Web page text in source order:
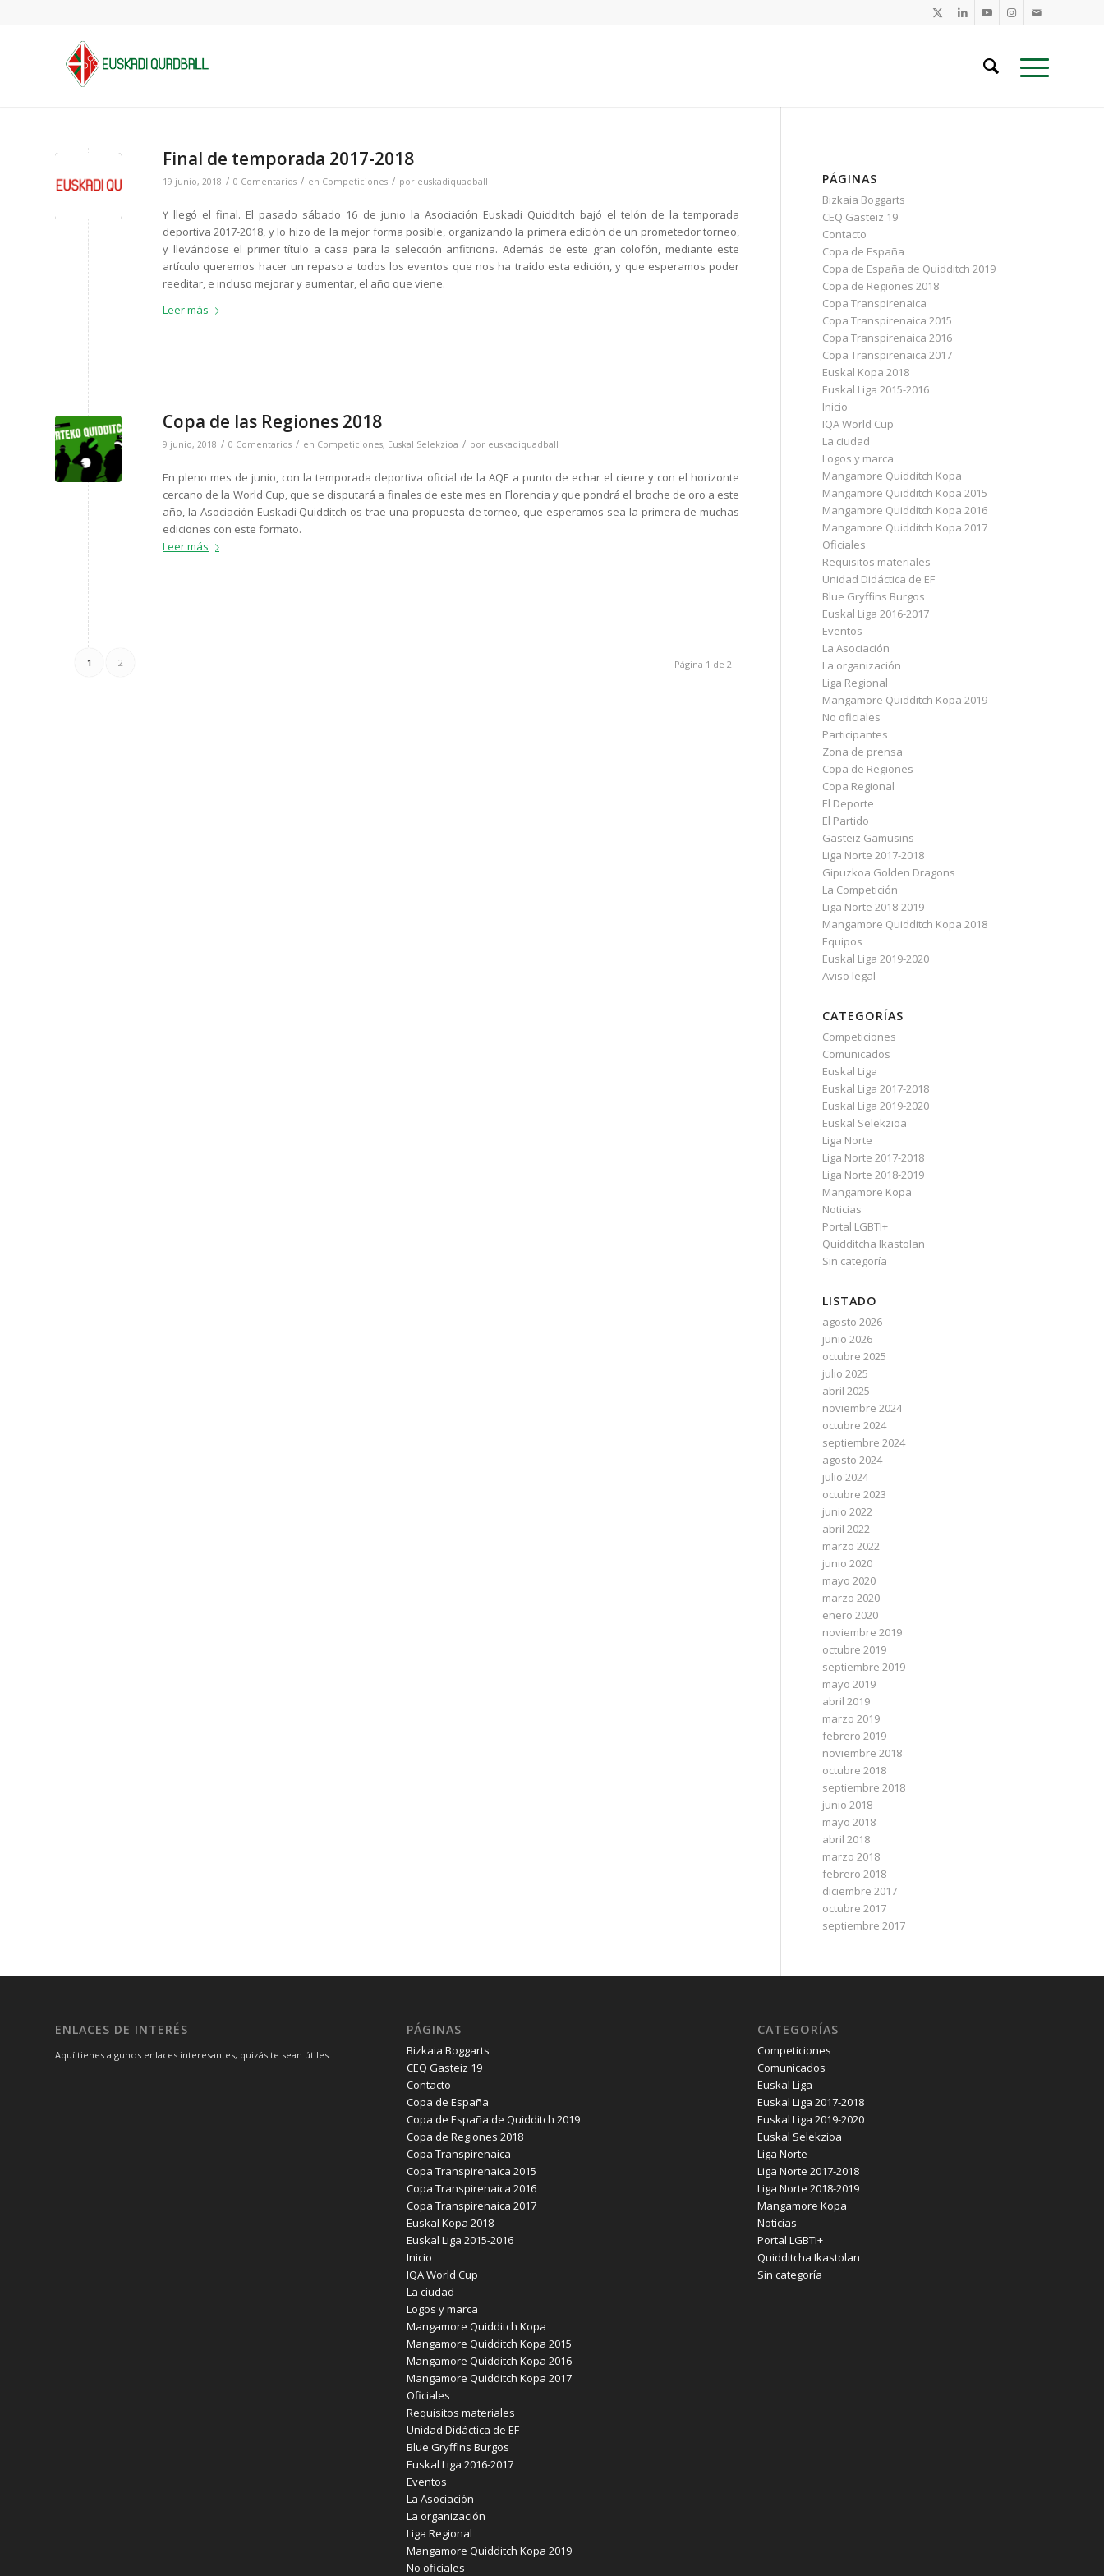
Final de temporada 2017-2018
19 junio, 2018 / 0 Comentarios / en Competiciones / por euskadiquadball
Y llegó el final. El pasado sábado 16 de junio la Asociación Euskadi Quidditch bajó el telón de la temporada
deportiva 2017-2018, y lo hizo de la mejor forma posible, organizando la primera edición de un prometedor torneo,
y llevándose el primer título a casa para la selección anfitriona. Además de este gran colofón, mediante este
artículo queremos hacer un repaso a todos los eventos que nos ha traído esta edición, y que esperamos poder
reeditar, e incluso mejorar y aumentar, el año que viene.
Leer más
Copa de las Regiones 2018
9 junio, 2018 / 0 Comentarios / en Competiciones, Euskal Selekzioa / por euskadiquadball
En pleno mes de junio, con la temporada deportiva oficial de la AQE a punto de echar el cierre y con el horizonte
cercano de la World Cup, que se disputará a finales de este mes en Florencia y que pondrá el broche de oro a este
año, la Asociación Euskadi Quidditch os trae una propuesta de torneo, que esperamos sea la primera de muchas
ediciones con este formato.
Leer más
Página 1 de 2
1 2
PÁGINAS
Bizkaia Boggarts
CEQ Gasteiz 19
Contacto
Copa de España
Copa de España de Quidditch 2019
Copa de Regiones 2018
Copa Transpirenaica
Copa Transpirenaica 2015
Copa Transpirenaica 2016
Copa Transpirenaica 2017
Euskal Kopa 2018
Euskal Liga 2015-2016
Inicio
IQA World Cup
La ciudad
Logos y marca
Mangamore Quidditch Kopa
Mangamore Quidditch Kopa 2015
Mangamore Quidditch Kopa 2016
Mangamore Quidditch Kopa 2017
Oficiales
Requisitos materiales
Unidad Didáctica de EF
Blue Gryffins Burgos
Euskal Liga 2016-2017
Eventos
La Asociación
La organización
Liga Regional
Mangamore Quidditch Kopa 2019
No oficiales
Participantes
Zona de prensa
Copa de Regiones
Copa Regional
El Deporte
El Partido
Gasteiz Gamusins
Liga Norte 2017-2018
Gipuzkoa Golden Dragons
La Competición
Liga Norte 2018-2019
Mangamore Quidditch Kopa 2018
Equipos
Euskal Liga 2019-2020
Aviso legal
CATEGORÍAS
Competiciones
Comunicados
Euskal Liga
Euskal Liga 2017-2018
Euskal Liga 2019-2020
Euskal Selekzioa
Liga Norte
Liga Norte 2017-2018
Liga Norte 2018-2019
Mangamore Kopa
Noticias
Portal LGBTI+
Quidditcha Ikastolan
Sin categoría
LISTADO
agosto 2026
junio 2026
octubre 2025
julio 2025
abril 2025
noviembre 2024
octubre 2024
septiembre 2024
agosto 2024
julio 2024
octubre 2023
junio 2022
abril 2022
marzo 2022
junio 2020
mayo 2020
marzo 2020
enero 2020
noviembre 2019
octubre 2019
septiembre 2019
mayo 2019
abril 2019
marzo 2019
febrero 2019
noviembre 2018
octubre 2018
septiembre 2018
junio 2018
mayo 2018
abril 2018
marzo 2018
febrero 2018
diciembre 2017
octubre 2017
septiembre 2017
ENLACES DE INTERÉS
Aquí tienes algunos enlaces interesantes, quizás te sean útiles.
PÁGINAS
Bizkaia Boggarts
CEQ Gasteiz 19
Contacto
Copa de España
Copa de España de Quidditch 2019
Copa de Regiones 2018
Copa Transpirenaica
Copa Transpirenaica 2015
Copa Transpirenaica 2016
Copa Transpirenaica 2017
Euskal Kopa 2018
Euskal Liga 2015-2016
Inicio
IQA World Cup
La ciudad
Logos y marca
Mangamore Quidditch Kopa
Mangamore Quidditch Kopa 2015
Mangamore Quidditch Kopa 2016
Mangamore Quidditch Kopa 2017
Oficiales
Requisitos materiales
Unidad Didáctica de EF
Blue Gryffins Burgos
Euskal Liga 2016-2017
Eventos
La Asociación
La organización
Liga Regional
Mangamore Quidditch Kopa 2019
No oficiales
CATEGORÍAS
Competiciones
Comunicados
Euskal Liga
Euskal Liga 2017-2018
Euskal Liga 2019-2020
Euskal Selekzioa
Liga Norte
Liga Norte 2017-2018
Liga Norte 2018-2019
Mangamore Kopa
Noticias
Portal LGBTI+
Quidditcha Ikastolan
Sin categoría